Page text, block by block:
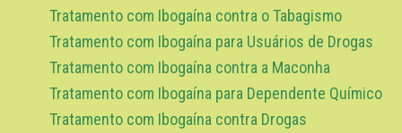
Tratamento com Ibogaína contra o Tabagismo
Tratamento com Ibogaína para Usuários de Drogas
Tratamento com Ibogaína contra a Maconha
Tratamento com Ibogaína para Dependente Químico
Tratamento com Ibogaína contra Drogas